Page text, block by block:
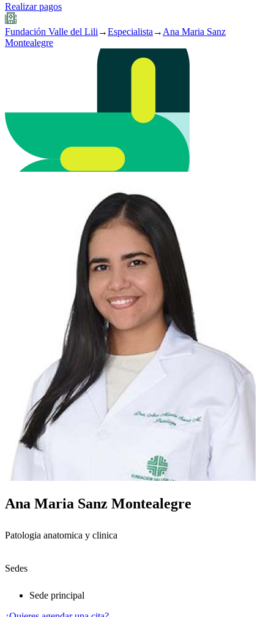
Realizar pagos
Fundación Valle del Lili →Especialista → Ana Maria Sanz
Montealegre
Ana Maria Sanz Montealegre
Patologia anatomica y clinica
Sedes
Sede principal